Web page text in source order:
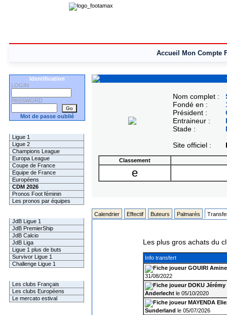
Accueil Mon Compte
Identification
LOGIN
PASSWORD
Mot de passe oublié
Ligue 1
Ligue 2
Champions League
Europa League
Coupe de France
Equipe de France
Européens
CDM 2026
Pronos Foot féminin
Les pronos par équipes
JdB Ligue 1
JdB PremierShip
JdB Calcio
JdB Liga
Ligue 1 plus de buts
Survivor Ligue 1
Challenge Ligue 1
Les clubs Français
Les clubs Européens
Le mercato estival
Nom complet :
Fondé en :
Président :
Entraineur :
Stade :
Site officiel :
Classement
e
Calendrier Effectif Buteurs Palmarès
Les plus gros achats du
Info transfert
GOUIRI Amine
31/08/2022
DOKU Jérémy
Anderlechtle 05/10/2020
MAYENDA
Sunderland le 05/07/2026